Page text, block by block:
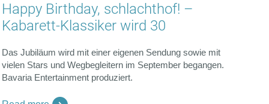
Happy Birthday, schlachthof! –
Kabarett-Klassiker wird 30
Das Jubiläum wird mit einer eigenen Sendung sowie mit
vielen Stars und Wegbegleitern im September begangen.
Bavaria Entertainment produziert.